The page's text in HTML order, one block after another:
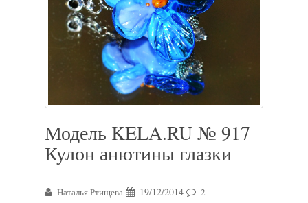
Модель KELA.RU № 917
Кулон анютины глазки
Наталья Ртищева 19/12/2014 2